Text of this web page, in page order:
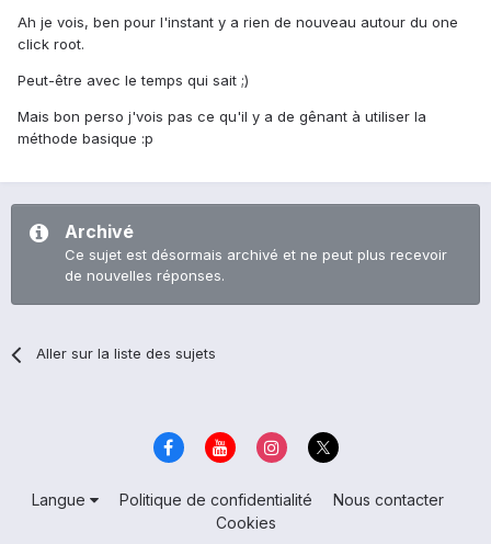
Ah je vois, ben pour l'instant y a rien de nouveau autour du one
click root.
Peut-être avec le temps qui sait ;)
Mais bon perso j'vois pas ce qu'il y a de gênant à utiliser la
méthode basique :p
Archivé
Ce sujet est désormais archivé et ne peut plus recevoir
de nouvelles réponses.
Aller sur la liste des sujets
Langue Politique de confidentialité
Nous contacter
Cookies